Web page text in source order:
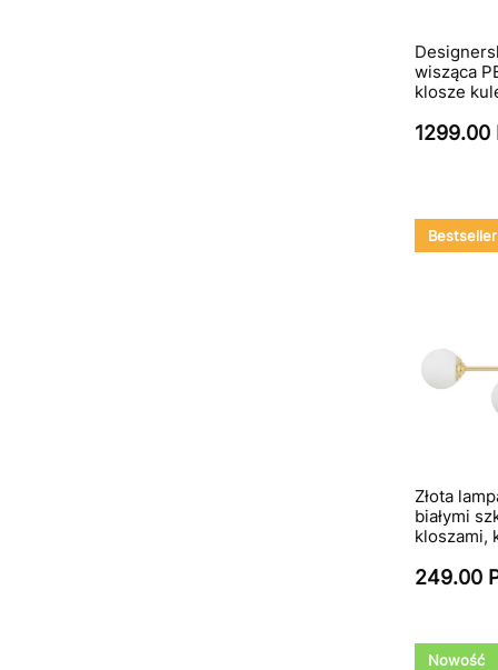
wisząca
klosze
1299.00
Bestseller
Złota
białymi
kloszami,
249.00
Nowość